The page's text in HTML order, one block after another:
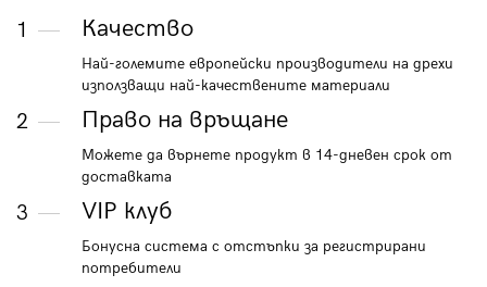
1 Качество
Най-големите европейски производители на дрехи
използващи най-качествените материали
2 Право на връщане
Можете да върнете продукт в 14-дневен срок от
доставката
3 VIP клуб
Бонусна система с отстъпки за регистрирани
потребители